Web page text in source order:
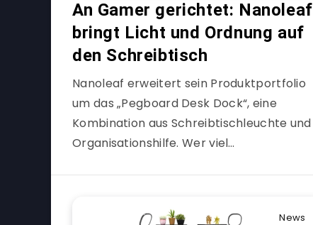
An Gamer gerichtet: Nanoleaf
bringt Licht und Ordnung auf
den Schreibtisch
Nanoleaf erweitert sein Produktportfolio
um das „Pegboard Desk Dock“, eine
Kombination aus Schreibtischleuchte und
Organisationshilfe. Wer viel…
News